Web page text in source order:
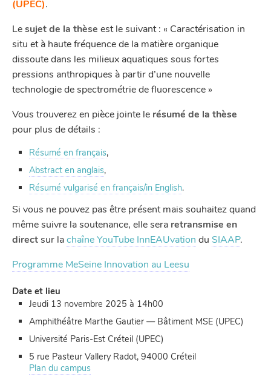
(UPEC).
Lesujet de la thèse est le suivant : « Caractérisation in
situ et à haute fréquence de la matière organique
dissoute dans les milieux aquatiques sous fortes
pressions anthropiques à partir d’une nouvelle
technologie de spectrométrie de fluorescence »
Vous trouverez en pièce jointe le résumé de la thèse
pour plus de détails :
Résumé en français,
Abstract en anglais,
Résumé vulgarisé en français/in English.
Si vous ne pouvez pas être présent mais souhaitez quand
même suivre la soutenance, elle sera retransmise en
directsur lachaîne YouTube InnEAUvation du SIAAP.
Programme MeSeine Innovation au Leesu
Date et lieu
Jeudi 13 novembre 2025 à 14h00
Amphithéâtre Marthe Gautier — Bâtiment MSE (UPEC)
Université Paris-Est Créteil (UPEC)
5 rue Pasteur Vallery Radot, 94000 Créteil
Plan du campus